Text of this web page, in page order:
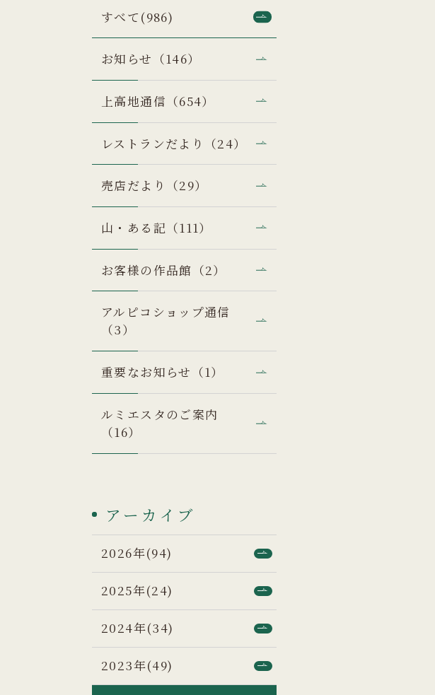
すべて(986)
お知らせ（146）
上高地通信（654）
レストランだより（24）
売店だより（29）
山・ある記（111）
お客様の作品館（2）
アルピコショップ通信
（3）
重要なお知らせ（1）
ルミエスタのご案内
（16）
アーカイブ
2026年(94)
2025年(24)
2024年(34)
2023年(49)